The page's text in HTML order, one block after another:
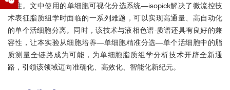
关注。文中使用的单细胞可视化分选系统—isopick解决了微流控技
术表征脂质组学时面临的一系列难题，可以实现高通量、高自动化
的单个活细胞分离。同时，该技术与液相色谱-质谱还具有良好的兼
容性，让本实验从细胞培养—单细胞精准分选—单个活细胞中的脂
质测量全链路成为可能，为单细胞脂质组学分析技术开辟全新通
路，引领该领域迈向准确化、高效化、智能化新纪元。
（下图），单细胞WGA的DNA样本(+)中两种基因均被特异性扩
增，而阴性对照(-)没有这两种扩增产物，符合预期。
Max Delbrück Center - The Berlin Institute for Medical Systems Biology
(BIMSB)
Universitätsmedizin Berlin